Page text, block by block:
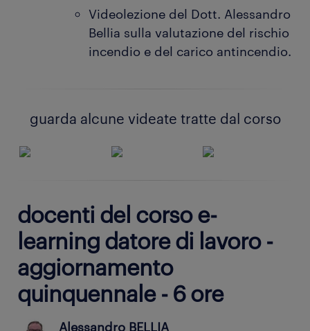
Videolezione del Dott. Alessandro
Bellia sulla valutazione del rischio
incendio e del carico antincendio.
guarda alcune videate tratte dal corso
docenti del corso e-
learning datore di lavoro -
aggiornamento
quinquennale - 6 ore
Alessandro BELLIA